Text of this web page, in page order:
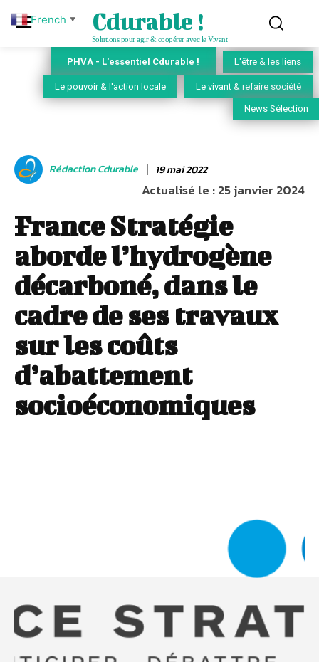
Cdurable !
Solutions pour agir & coopérer avec le Vivant
PHVA - L'essentiel Cdurable ! L'être & les liens
Le pouvoir & l'action locale Le vivant & refaire société
News Sélection
Rédaction Cdurable 19 mai 2022
Actualisé le :25 janvier 2024
France Stratégie
aborde l’hydrogène
décarboné, dans le
cadre de ses travaux
sur les coûts
d’abattement
socioéconomiques
French ▼